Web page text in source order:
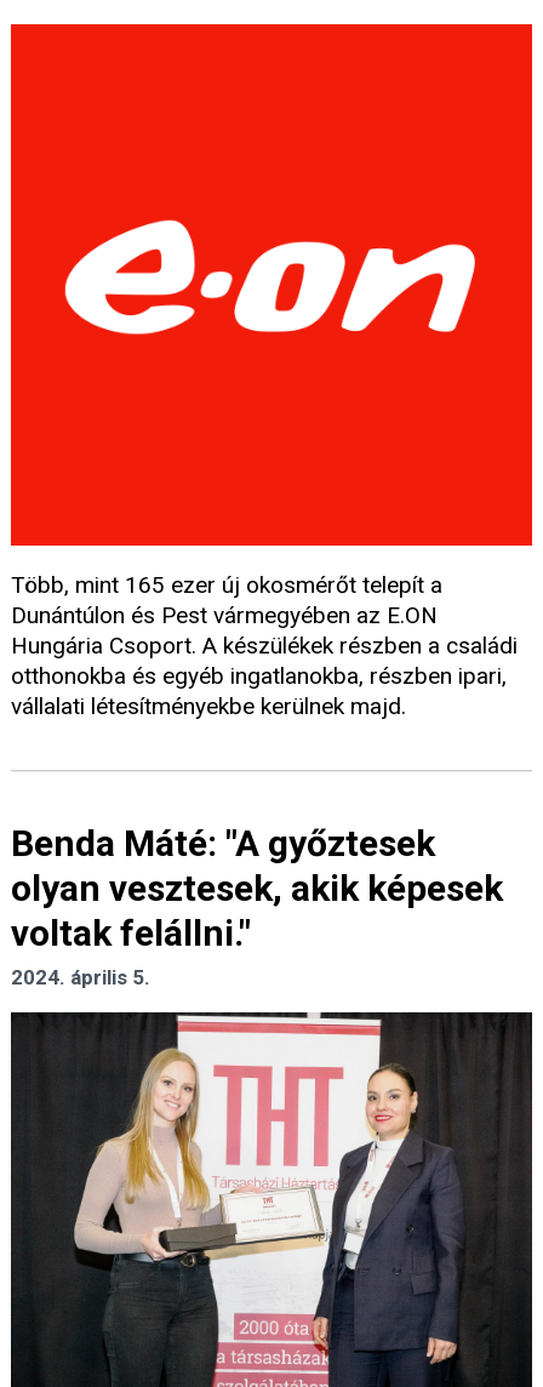
Több, mint 165 ezer új okosmérőt telepít a
Dunántúlon és Pest vármegyében az E.ON
Hungária Csoport. A készülékek részben a családi
otthonokba és egyéb ingatlanokba, részben ipari,
vállalati létesítményekbe kerülnek majd.
Benda Máté: "A győztesek
olyan vesztesek, akik képesek
voltak felállni."
2024. április 5.